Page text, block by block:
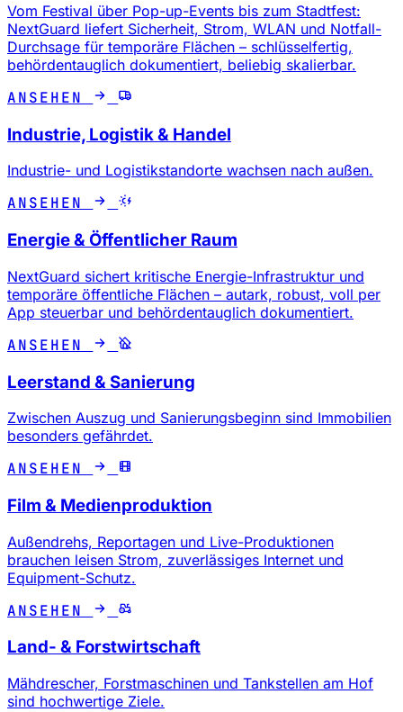
Vom Festival über Pop-up-Events bis zum Stadtfest:
NextGuard liefert Sicherheit, Strom, WLAN und Notfall-
Durchsage für temporäre Flächen – schlüsselfertig,
behördentauglich dokumentiert, beliebig skalierbar.
ANSEHEN
Industrie, Logistik & Handel
Industrie- und Logistikstandorte wachsen nach außen.
ANSEHEN
Energie & Öffentlicher Raum
NextGuard sichert kritische Energie-Infrastruktur und
temporäre öffentliche Flächen – autark, robust, voll per
App steuerbar und behördentauglich dokumentiert.
ANSEHEN
Leerstand & Sanierung
Zwischen Auszug und Sanierungsbeginn sind Immobilien
besonders gefährdet.
ANSEHEN
Film & Medienproduktion
Außendrehs, Reportagen und Live-Produktionen
brauchen leisen Strom, zuverlässiges Internet und
Equipment-Schutz.
ANSEHEN
Land- & Forstwirtschaft
Mähdrescher, Forstmaschinen und Tankstellen am Hof
sind hochwertige Ziele.